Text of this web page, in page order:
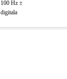
100 Hz ±
digitala